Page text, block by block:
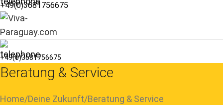
+49(0)3681756675
+49(0)3681756675
Beratung & Service
Home Deine Zukunft Beratung & Service